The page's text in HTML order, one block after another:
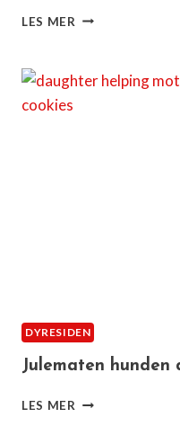
LES MER EN
DYRESIDEN
Julematen hunden
LES MER JULEMATEN